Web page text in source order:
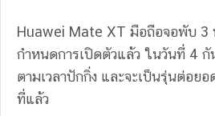
Huawei Mate XT มือถือจอพับ 3
กำหนดการเปิดตัวแล้ว ในวันที่ 4 กั
ตามเวลาปักกิ่ง และจะเป็นรุ่นต่อย
ที่แล้ว